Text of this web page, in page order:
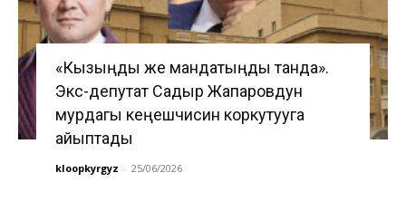
«Кызыңды же мандатыңды танда».
Экс-депутат Садыр Жапаровдун
мурдагы кеңешчисин коркутууга
айыптады
kloopkyrgyz - 25/06/2026